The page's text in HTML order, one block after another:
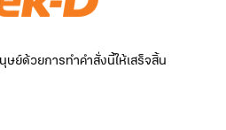
ย์ด้วยการทำคำสั่งนี้ให้เสร็จสิ้น